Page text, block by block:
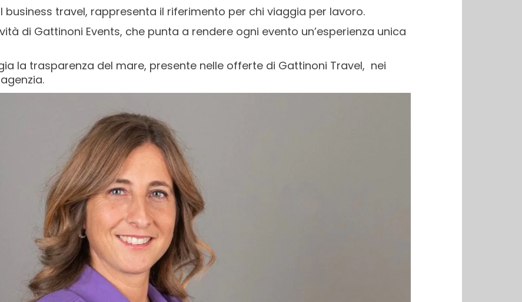
business travel, rappresenta il riferimento per chi viaggia per lavoro.
di Gattinoni Events, che punta a rendere ogni evento un’esperienza unica
la trasparenza del mare, presente nelle offerte di Gattinoni Travel, nei